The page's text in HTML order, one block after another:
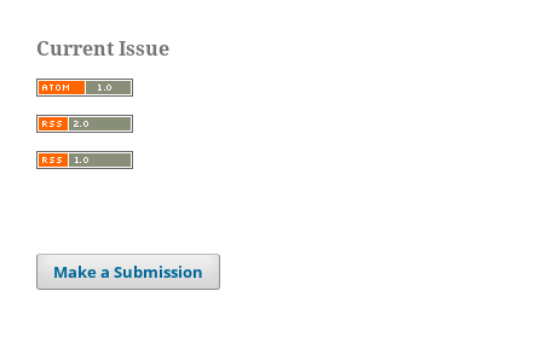
Current Issue
Make a Submission